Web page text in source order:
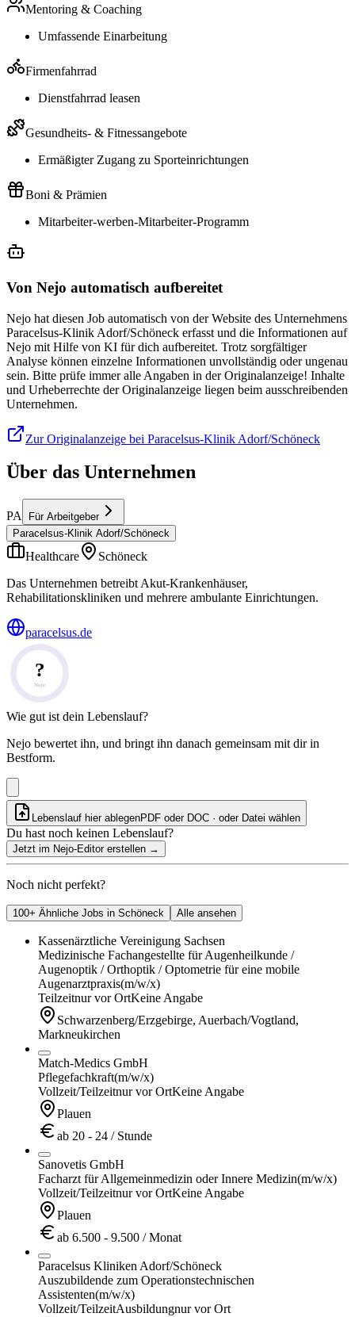
Mentoring & Coaching
Umfassende Einarbeitung
Firmenfahrrad
Dienstfahrrad leasen
Gesundheits- & Fitnessangebote
Ermäßigter Zugang zu Sporteinrichtungen
Boni & Prämien
Mitarbeiter-werben-Mitarbeiter-Programm
Von Nejo automatisch aufbereitet
Nejo hat diesen Job automatisch von der Website des Unternehmens
Paracelsus-Klinik Adorf/Schöneck erfasst und die Informationen auf
Nejo mit Hilfe von KI für dich aufbereitet. Trotz sorgfältiger
Analyse können einzelne Informationen unvollständig oder ungenau
sein. Bitte prüfe immer alle Angaben in der Originalanzeige! Inhalte
und Urheberrechte der Originalanzeige liegen beim ausschreibenden
Unternehmen.
Zur Originalanzeige bei Paracelsus-Klinik Adorf/Schöneck
Über das Unternehmen
PA
Für Arbeitgeber
Paracelsus-Klinik Adorf/Schöneck
Healthcare
Schöneck
Das Unternehmen betreibt Akut-Krankenhäuser,
Rehabilitationskliniken und mehrere ambulante Einrichtungen.
paracelsus.de
?
Note
Wie gut ist dein Lebenslauf?
Nejo bewertet ihn, und bringt ihn danach gemeinsam mit dir in
Bestform.
Lebenslauf hier ablegenPDF oder DOC · oder Datei wählen
Du hast noch keinen Lebenslauf?
Jetzt im Nejo-Editor erstellen →
Noch nicht perfekt?
100+ Ähnliche Jobs in Schöneck Alle ansehen
Kassenärztliche Vereinigung Sachsen
Medizinische Fachangestellte für Augenheilkunde /
Augenoptik / Orthoptik / Optometrie für eine mobile
Augenarztpraxis(m/w/x)
Teilzeitnur vor OrtKeine Angabe
Schwarzenberg/Erzgebirge, Auerbach/Vogtland,
Markneukirchen
Match-Medics GmbH
Pflegefachkraft(m/w/x)
Vollzeit/Teilzeitnur vor OrtKeine Angabe
Plauen
ab 20 - 24 / Stunde
Sanovetis GmbH
Facharzt für Allgemeinmedizin oder Innere Medizin(m/w/x)
Vollzeit/Teilzeitnur vor OrtKeine Angabe
Plauen
ab 6.500 - 9.500 / Monat
Paracelsus Kliniken Adorf/Schöneck
Auszubildende zum Operationstechnischen
Assistenten(m/w/x)
Vollzeit/TeilzeitAusbildungnur vor Ort